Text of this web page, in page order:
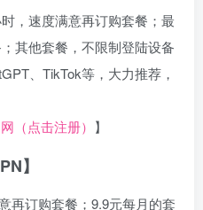
，速度满意再订购套餐；最
其他套餐，不限制登陆设备
、TikTok等，大力推荐，
（点击注册） 】
】
再订购套餐；9.9元每月的套